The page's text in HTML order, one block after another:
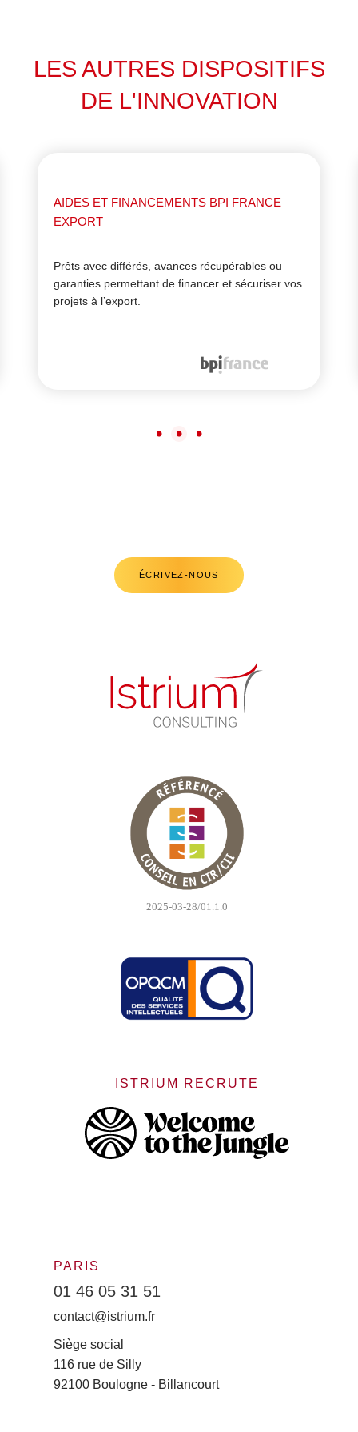
LES AUTRES DISPOSITIFS
DE L'INNOVATION
AIDES ET FINANCEMENTS BPI FRANCE
EXPORT
Prêts avec différés, avances récupérables ou
garanties permettant de financer et sécuriser vos
projets à l’export.
ÉCRIVEZ-NOUS
2025-03-28/01.1.0
ISTRIUM RECRUTE
PARIS
01 46 05 31 51
contact@istrium.fr
Siège social
116 rue de Silly
92100 Boulogne - Billancourt